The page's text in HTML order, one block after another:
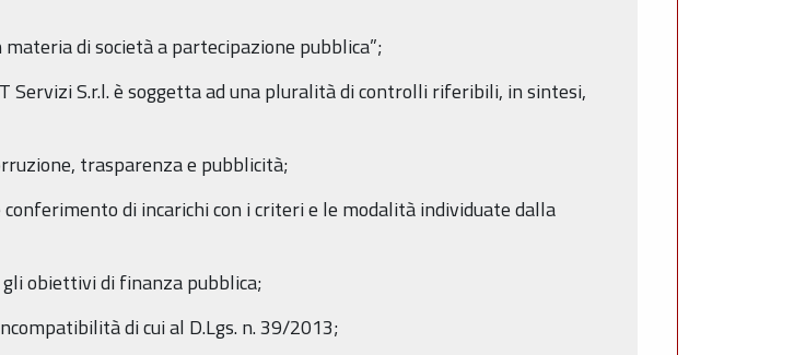
di società a partecipazione pubblica”;
Servizi S.r.l. è soggetta ad una pluralità di controlli riferibili, in sintesi,
trasparenza e pubblicità;
di incarichi con i criteri e le modalità individuate dalla
obiettivi di finanza pubblica;
di cui al D.Lgs. n. 39/2013;